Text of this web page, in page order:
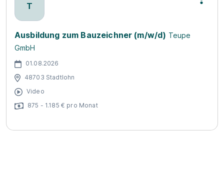
T
Ausbildung zum Bauzeichner (m/w/d) Teupe
GmbH
01.08.2026
48703 Stadtlohn
Video
875 - 1.185 € pro Monat